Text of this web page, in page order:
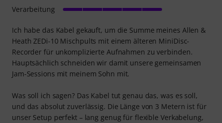
Ich habe das Kabel gekauft, um die Summe meines Allen &
Heath ZEDi-10 Mischpults mit einem älteren MiniDisc-
Recorder für unkomplizierte Aufnahmen zu verbinden.
Hauptsächlich schneiden wir damit unsere gemeinsamen
Jam-Sessions mit meinem Sohn mit.
Was soll ich sagen? Das Kabel tut genau das, was es soll,
und das absolut zuverlässig. Die Länge von 3 Metern ist für
unser Setup perfekt – lang genug für flexible Verkabelung,
Verarbeitung